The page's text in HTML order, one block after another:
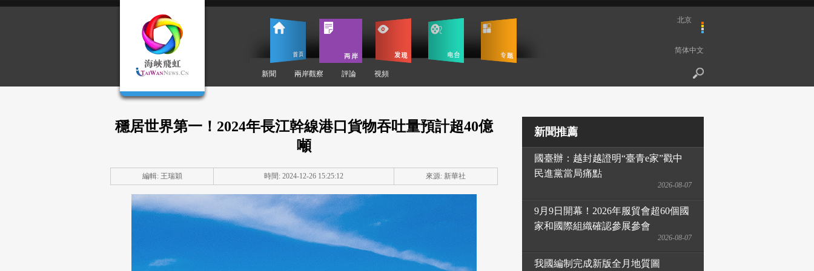
新聞 兩岸觀察 評論 視頻
北京
简体中文
穩居世界第一！2024年長江幹線港口貨物吞吐量預計超40億
噸
編輯: 王瑞穎 時間: 2024-12-26 15:25:12 來源: 新華社
新聞推薦
國臺辦：越封越證明“臺青e家”戳中
民進黨當局痛點
2026-08-07
9月9日開幕！2026年服貿會超60個國
家和國際組織確認參展參會
2026-08-07
我國編制完成新版全月地質圖